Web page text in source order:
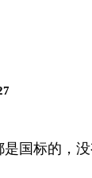
国标的，没